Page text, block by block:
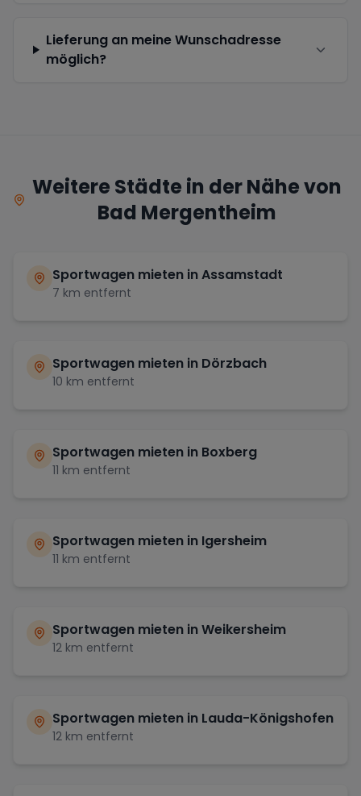
Lieferung an meine Wunschadresse
möglich?
Weitere Städte in der Nähe von
Bad Mergentheim
Sportwagen mieten inAssamstadt
7 km entfernt
Sportwagen mieten in Dörzbach
10 km entfernt
Sportwagen mieten in Boxberg
11 km entfernt
Sportwagen mieten in Igersheim
11 km entfernt
Sportwagen mieten inWeikersheim
12 km entfernt
Sportwagen mieten in Lauda-Königshofen
12 km entfernt